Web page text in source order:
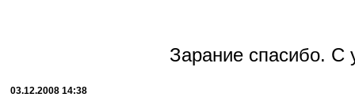
Зарание спасибо.
03.12.2008 14:38